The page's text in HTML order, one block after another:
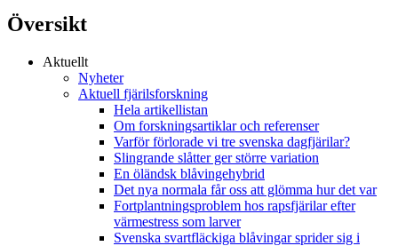
Översikt
Aktuellt
Nyheter
Aktuell fjärilsforskning
Hela artikellistan
Om forskningsartiklar och referenser
Varför förlorade vi tre svenska dagfjärilar?
Slingrande slåtter ger större variation
En öländsk blåvingehybrid
Det nya normala får oss att glömma hur det var
Fortplantningsproblem hos rapsfjärilar efter
värmestress som larver
Svenska svartfläckiga blåvingar sprider sig i